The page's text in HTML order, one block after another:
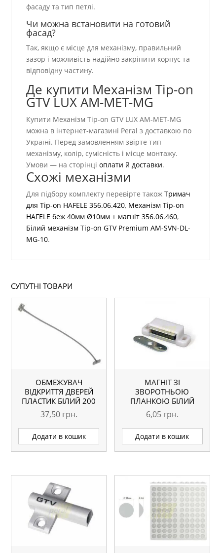
фасаду та тип петлі.
Чи можна встановити на готовий
фасад?
Так, якщо є місце для механізму, правильний
зазор і можливість надійно закріпити корпус та
відповідну частину.
Де купити Механізм Tip-on
GTV LUX AM-MET-MG
Купити Механізм Tip-on GTV LUX AM-MET-MG
можна в інтернет-магазині Peral з доставкою по
Україні. Перед замовленням звірте тип
механізму, колір, сумісність і місце монтажу.
Умови — на сторінціоплати й доставки.
Схожі механізми
Для підбору комплекту перевірте такожТримач
для Tip-on HAFELE 356.06.420, Механізм Tip-on
HAFELE беж 40мм Ø10мм + магніт 356.06.460,
Білий механізм Tip-on GTV Premium АМ-SVN-DL-
MG-10.
СУПУТНІ ТОВАРИ
ОБМЕЖУВАЧ
ВІДКРИТТЯ ДВЕРЕЙ
ПЛАСТИК БІЛИЙ 200
ММ HAFFELE
37,50 грн.
Додати в кошик
МАГНІТ ЗІ
ЗВОРОТНЬОЮ
ПЛАНКОЮ БІЛИЙ
6,05 грн.
Додати в кошик